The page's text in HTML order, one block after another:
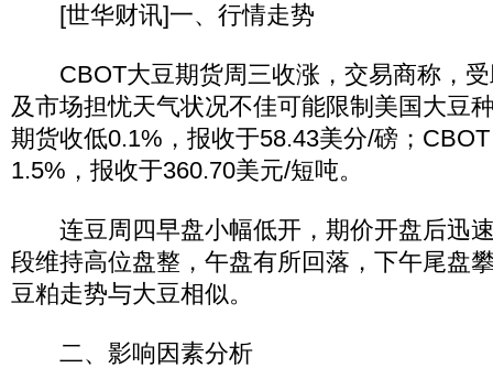
[世华财讯]一、行情走势
CBOT大豆期货周三收涨，交易商称，受
及市场担忧天气状况不佳可能限制美国大豆
期货收低0.1%，报收于58.43美分/磅；
1.5%，报收于360.70美元/短吨。
连豆周四早盘小幅低开，期价开盘后迅
段维持高位盘整，午盘有所回落，下午尾盘
豆粕走势与大豆相似。
二、影响因素分析